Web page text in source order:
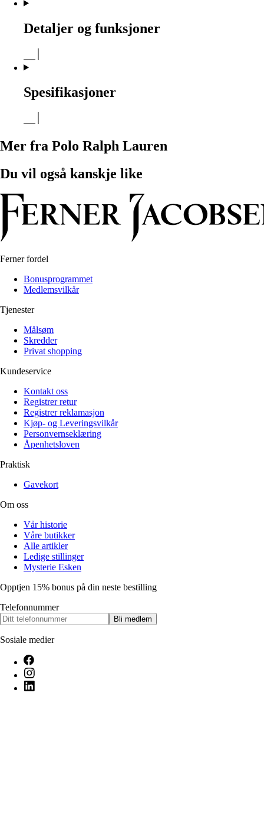
Detaljer og funksjoner
Spesifikasjoner
Mer fra Polo Ralph Lauren
Du vil også kanskje like
Ferner fordel
Bonusprogrammet
Medlemsvilkår
Tjenester
Målsøm
Skredder
Privat shopping
Kundeservice
Kontakt oss
Registrer retur
Registrer reklamasjon
Kjøp- og Leveringsvilkår
Personvernseklæring
Åpenhetsloven
Praktisk
Gavekort
Om oss
Vår historie
Våre butikker
Alle artikler
Ledige stillinger
Mysterie Esken
Opptjen 15% bonus på din neste bestilling
Telefonnummer
Bli medlem
Sosiale medier